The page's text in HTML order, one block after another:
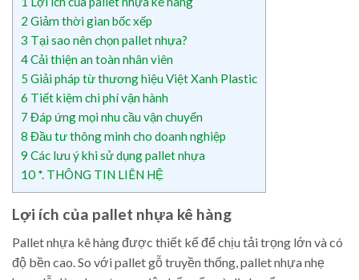
2 Giảm thời gian bốc xếp
3 Tại sao nên chọn pallet nhựa?
4Cải thiện an toàn nhân viên
5 Giải pháp từ thương hiệu Việt Xanh Plastic
6 Tiết kiệm chi phí vận hành
7 Đáp ứng mọi nhu cầu vận chuyển
8 Đầu tư thông minh cho doanh nghiệp
9 Các lưu ý khi sử dụng pallet nhựa
10 *. THÔNG TIN LIÊN HỆ
Lợi ích của pallet nhựa kê hàng
Pallet nhựa kê hàng được thiết kế để chịu tải trọng lớn và có
độ bền cao. So với pallet gỗ truyền thống, pallet nhựa nhẹ